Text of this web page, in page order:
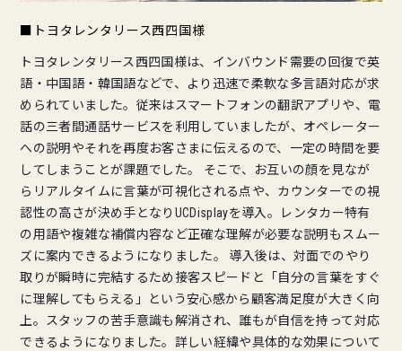
■トヨタレンタリース西四国様
トヨタレンタリース西四国様は、インバウンド需要の回復で英
語・中国語・韓国語などで、より迅速で柔軟な多言語対応が求
められていました。従来はスマートフォンの翻訳アプリや、電
話の三者間通話サービスを利用していましたが、オペレーター
への説明やそれを再度お客さまに伝えるので、一定の時間を要
してしまうことが課題でした。 そこで、お互いの顔を見なが
らリアルタイムに言葉が可視化される点や、カウンターでの視
認性の高さが決め手となりUCDisplayを導入。レンタカー特有
の用語や複雑な補償内容など正確な理解が必要な説明もスムー
ズに案内できるようになりました。 導入後は、対面でのやり
取りが瞬時に完結するため接客スピードと「自分の言葉をすぐ
に理解してもらえる」という安心感から顧客満足度が大きく向
上。スタッフの苦手意識も解消され、誰もが自信を持って対応
できるようになりました。詳しい経緯や具体的な効果について